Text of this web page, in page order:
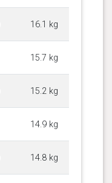
16.1 kg
15.7 kg
15.2 kg
14.9 kg
14.8 kg